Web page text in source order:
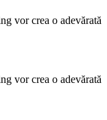
vor crea o adevărată
vor crea o adevărată